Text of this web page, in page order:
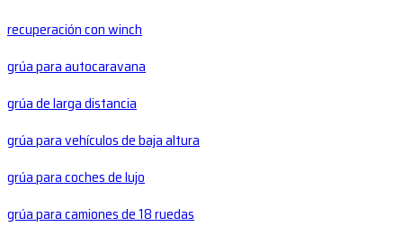
recuperación con winch
grúa para autocaravana
grúa de larga distancia
grúa para vehículos de baja altura
grúa para coches de lujo
grúa para camiones de 18 ruedas